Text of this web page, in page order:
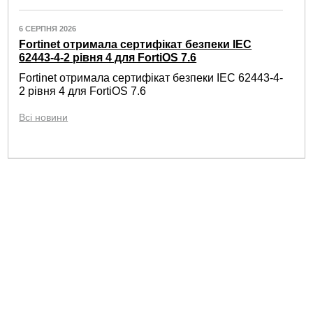
6 СЕРПНЯ 2026
Fortinet отримала сертифікат безпеки IEC
62443-4-2 рівня 4 для FortiOS 7.6
Fortinet отримала сертифікат безпеки IEC 62443-4-
2 рівня 4 для FortiOS 7.6
Всі новини